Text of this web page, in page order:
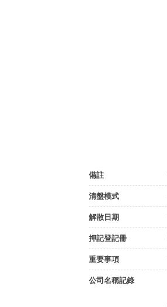
備註
清盤模式
解散日期
押記登記冊
重要事項
公司名稱記錄